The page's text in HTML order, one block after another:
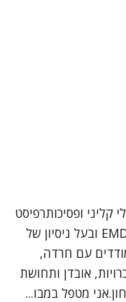
קליני ופסיכותרפיסט
בגישה דינאמית , מטפל מוסמך ב-EMDR ובעל ניסיון של
עם חרדה,
אובדן ותחושת
מטפל במבו...